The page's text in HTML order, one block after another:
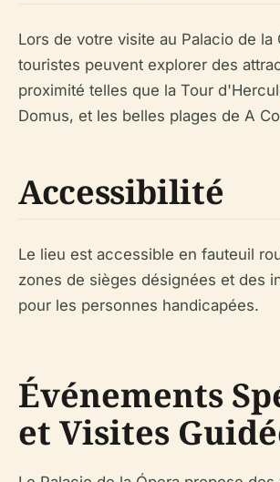
Lors de votre visite au Palacio de la
touristes peuvent explorer des
proximité telles que la Tour
Domus, et les belles plages de A
Accessibilité
Le lieu est accessible en fauteuil
zones de sièges désignées et des
pour les personnes handicapées.
Événements
et Visites